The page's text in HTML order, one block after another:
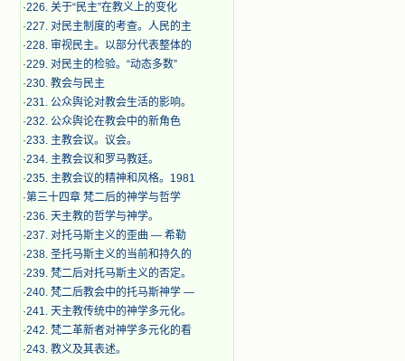
·226. 关于“民主”在教义上的变化
·227. 对民主制度的考查。人民的主
·228. 审视民主。以部分代表整体的
·229. 对民主的检验。“动态多数”
·230. 教会与民主
·231. 公众舆论对教会生活的影响。
·232. 公众舆论在教会中的新角色
·233. 主教会议。议会。
·234. 主教会议和罗马教廷。
·235. 主教会议的精神和风格。1981
·第三十四章 梵二后的神学与哲学
·236. 天主教的哲学与神学。
·237. 对托马斯主义的歪曲 — 希勒
·238. 圣托马斯主义的当前和持久的
·239. 梵二后对托马斯主义的否定。
·240. 梵二后教会中的托马斯神学 —
·241. 天主教传统中的神学多元化。
·242. 梵二革新者对神学多元化的看
·243. 教义及其表述。